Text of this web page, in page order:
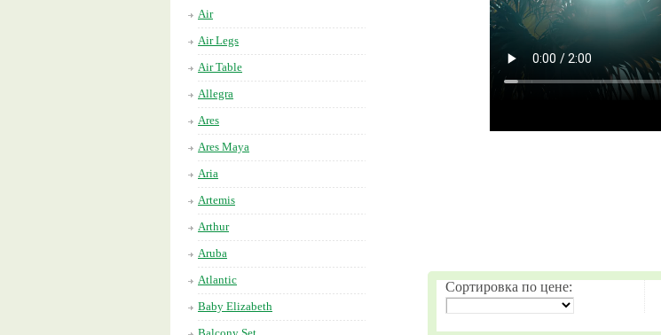
Air
Air Legs
Air Table
Allegra
Ares
Ares Maya
Aria
Artemis
Arthur
Aruba
Atlantic
Baby Elizabeth
Сортировка по цене: